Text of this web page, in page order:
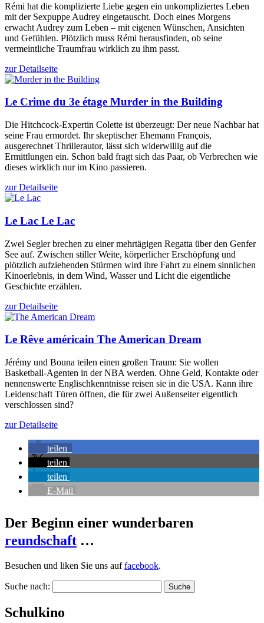
Rémi hat die komplizierte Liebe gegen ein unkompliziertes Leben
mit der Sexpuppe Audrey eingetauscht. Doch eines Morgens
erwacht Audrey zum Leben – mit eigenen Wünschen, Ansichten
und Gefühlen. Plötzlich muss Rémi herausfinden, ob seine
vermeintliche Traumfrau wirklich zu ihm passt.
zur Detailseite
Le Crime du 3e étage Murder in the Building
Die Hitchcock-Expertin Colette ist überzeugt: Der neue Nachbar hat
seine Frau ermordet. Ihr skeptischer Ehemann François,
ausgerechnet Thrillerautor, lässt sich widerwillig auf die
Ermittlungen ein. Schon bald fragt sich das Paar, ob Verbrechen wie
dieses wirklich nur im Kino passieren.
zur Detailseite
Le Lac Le Lac
Zwei Segler brechen zu einer mehrtägigen Regatta über den Genfer
See auf. Zwischen stiller Weite, körperlicher Erschöpfung und
plötzlich aufziehenden Stürmen wird ihre Fahrt zu einem sinnlichen
Kinoerlebnis, in dem Wind, Wasser und Licht die eigentliche
Geschichte erzählen.
zur Detailseite
Le Rêve américain The American Dream
Jérémy und Bouna teilen einen großen Traum: Sie wollen
Basketball-Agenten in der NBA werden. Ohne Geld, Kontakte oder
nennenswerte Englischkenntnisse reisen sie in die USA. Kann ihre
Leidenschaft Türen öffnen, die für zwei Außenseiter eigentlich
verschlossen sind?
zur Detailseite
teilen
teilen
teilen
E-Mail
Der Beginn einer wunderbaren
reundschaft …
Besuchen und liken Sie uns auffacebook.
Suche nach:
Schulkino